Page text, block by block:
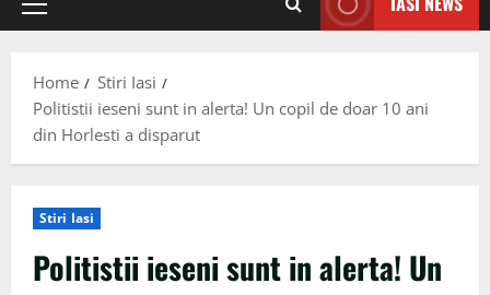
Primary
Home
Stiri Iasi
Politistii ieseni sunt in alerta! Un copil de doar 10 ani
din Horlesti a disparut
Stiri Iasi
Politistii ieseni sunt in alerta! Un